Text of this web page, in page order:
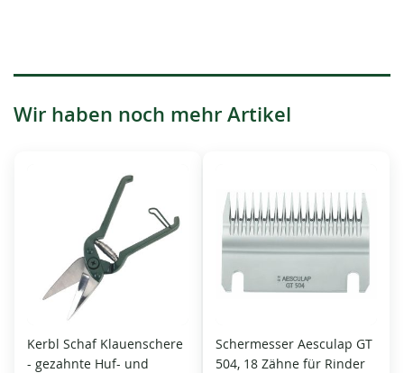
Wir haben noch mehr Artikel
Kerbl Schaf Klauenschere
- gezahnte Huf- und
Schermesser Aesculap GT
504, 18 Zähne für Rinder